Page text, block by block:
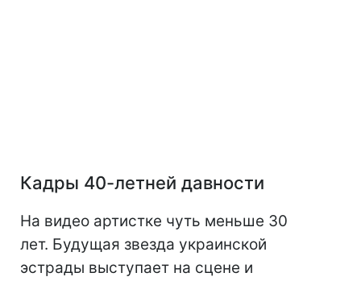
Кадры 40-летней давности
На видео артистке чуть меньше 30
лет. Будущая звезда украинской
эстрады выступает на сцене и